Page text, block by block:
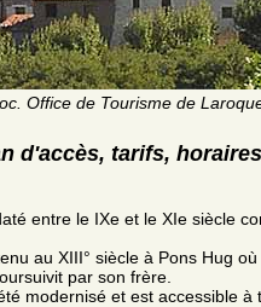
Office de Tourisme de
d'accès, tarifs, horaires
entre le IXe et le XIe siècle
au XIII° siècle à Pons Hug où
par son frère.
modernisé et est accessible à